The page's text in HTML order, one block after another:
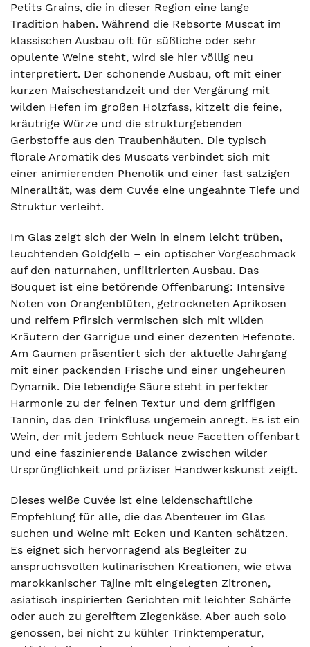
Petits Grains, die in dieser Region eine lange
Tradition haben. Während die Rebsorte Muscat im
klassischen Ausbau oft für süßliche oder sehr
opulente Weine steht, wird sie hier völlig neu
interpretiert. Der schonende Ausbau, oft mit einer
kurzen Maischestandzeit und der Vergärung mit
wilden Hefen im großen Holzfass, kitzelt die feine,
kräutrige Würze und die strukturgebenden
Gerbstoffe aus den Traubenhäuten. Die typisch
florale Aromatik des Muscats verbindet sich mit
einer animierenden Phenolik und einer fast salzigen
Mineralität, was dem Cuvée eine ungeahnte Tiefe und
Struktur verleiht.
Im Glas zeigt sich der Wein in einem leicht trüben,
leuchtenden Goldgelb – ein optischer Vorgeschmack
auf den naturnahen, unfiltrierten Ausbau. Das
Bouquet ist eine betörende Offenbarung: Intensive
Noten von Orangenblüten, getrockneten Aprikosen
und reifem Pfirsich vermischen sich mit wilden
Kräutern der Garrigue und einer dezenten Hefenote.
Am Gaumen präsentiert sich der aktuelle Jahrgang
mit einer packenden Frische und einer ungeheuren
Dynamik. Die lebendige Säure steht in perfekter
Harmonie zu der feinen Textur und dem griffigen
Tannin, das den Trinkfluss ungemein anregt. Es ist ein
Wein, der mit jedem Schluck neue Facetten offenbart
und eine faszinierende Balance zwischen wilder
Ursprünglichkeit und präziser Handwerkskunst zeigt.
Dieses weiße Cuvée ist eine leidenschaftliche
Empfehlung für alle, die das Abenteuer im Glas
suchen und Weine mit Ecken und Kanten schätzen.
Es eignet sich hervorragend als Begleiter zu
anspruchsvollen kulinarischen Kreationen, wie etwa
marokkanischer Tajine mit eingelegten Zitronen,
asiatisch inspirierten Gerichten mit leichter Schärfe
oder auch zu gereiftem Ziegenkäse. Aber auch solo
genossen, bei nicht zu kühler Trinktemperatur,